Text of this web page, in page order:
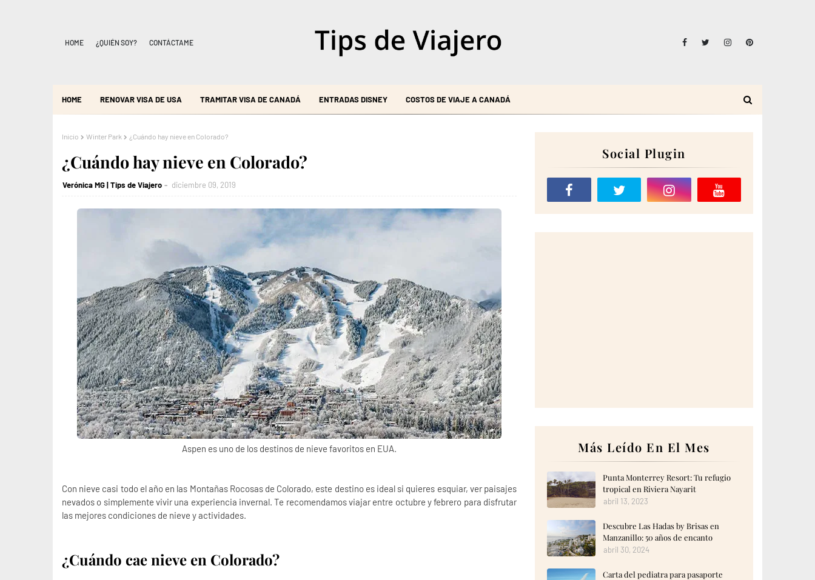
HOME ¿QUIÉN SOY? CONTÁCTAME
HOME RENOVAR VISA DE USA TRAMITAR VISA DE CANADÁ ENTRADAS DISNEY COSTOS DE VIAJE A CANADÁ
Inicio Winter Park ¿Cuándo hay nieve en Colorado?
¿Cuándo hay nieve en Colorado?
Verónica MG | Tips de Viajero diciembre 09, 2019
Aspen es uno de los destinos de nieve favoritos en EUA.
Con nieve casi todo el año en las Montañas Rocosas de Colorado, este destino es ideal si quieres esquiar, ver paisajes
nevados o simplemente vivir una experiencia invernal. Te recomendamos viajar entre octubre y febrero para disfrutar
las mejores condiciones de nieve y actividades.
¿Cuándo cae nieve en Colorado?
Social Plugin
Más Leído En El Mes
Punta Monterrey Resort: Tu refugio
tropical en Riviera Nayarit
abril 13, 2023
Descubre Las Hadas by Brisas en
Manzanillo: 50 años de encanto
abril 30, 2024
Carta del pediatra para pasaporte